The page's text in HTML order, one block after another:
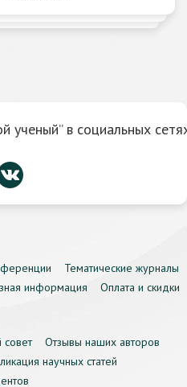
ученый” в социальных
Тематические журналы
информация
Оплата и скидки
Отзывы наших авторов
научных статей